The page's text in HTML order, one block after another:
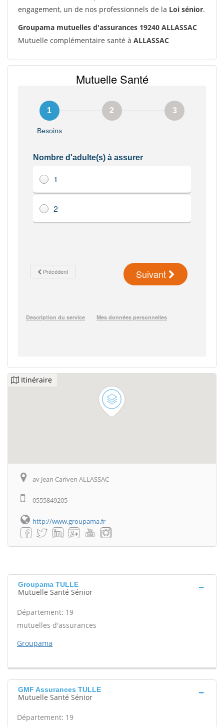
engagement, un de nos professionnels de la Loi sénior.
Groupama mutuelles d'assurances 19240 ALLASSAC
Mutuelle complémentaire santé à ALLASSAC
Itinéraire
av Jean Cariven ALLASSAC
0555849205
http://www.groupama.fr
Groupama TULLE
Mutuelle Santé Sénior
Département: 19
mutuelles d'assurances
Groupama
GMF Assurances TULLE
Mutuelle Santé Sénior
Département: 19